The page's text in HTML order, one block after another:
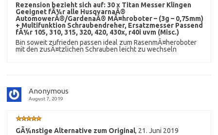
Rezension bezieht sich auf: 30 x Titan Messer Klingen
Geeignet fÃ¼r alle HusqvarnaÂ®
AutomowerÂ®/GardenaÂ® MÃ¤hroboter – (3g – 0,75mm)
+ Multifunktion Schraubendreher, Ersatzmesser Passend
fÃ¼r 105, 310, 315, 320, 420, 430x, r40i uvm (Misc.)
Bin soweit zufrieden passen ideal zum RasenmÃ¤heroboter
mit den zusÃ¤tzlichen Schrauben leicht zu wechseln
Anonymous
August 7, 2019
GÃ¼nstige Alternative zum Original, 21. Juni 2019